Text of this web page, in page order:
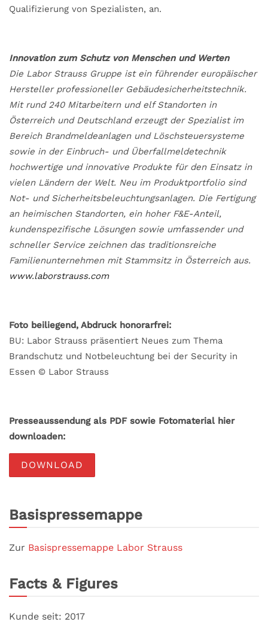
Qualifizierung von Spezialisten, an.
Innovation zum Schutz von Menschen und Werten
Die Labor Strauss Gruppe ist ein führender europäischer
Hersteller professioneller Gebäudesicherheitstechnik.
Mit rund 240 Mitarbeitern und elf Standorten in
Österreich und Deutschland erzeugt der Spezialist im
Bereich Brandmeldeanlagen und Löschsteuersysteme
sowie in der Einbruch- und Überfallmeldetechnik
hochwertige und innovative Produkte für den Einsatz in
vielen Ländern der Welt. Neu im Produktportfolio sind
Not- und Sicherheitsbeleuchtungsanlagen. Die Fertigung
an heimischen Standorten, ein hoher F&E-Anteil,
kundenspezifische Lösungen sowie umfassender und
schneller Service zeichnen das traditionsreiche
Familienunternehmen mit Stammsitz in Österreich aus.
www.laborstrauss.com
Foto beiliegend, Abdruck honorarfrei:
BU: Labor Strauss präsentiert Neues zum Thema
Brandschutz und Notbeleuchtung bei der Security in
Essen © Labor Strauss
Presseaussendung als PDF sowie Fotomaterial hier
downloaden:
DOWNLOAD
Basispressemappe
Zur Basispressemappe Labor Strauss
Facts & Figures
Kunde seit: 2017